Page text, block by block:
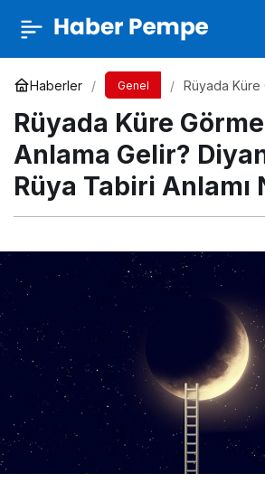
Haberler Genel
Rüyada Küre
Anlamı Nedir?
Rüyada Küre
Anlama Gelir?
Rüya Tabiri Anlamı
Rüyada Köpek Görmek Ne
Paylaş